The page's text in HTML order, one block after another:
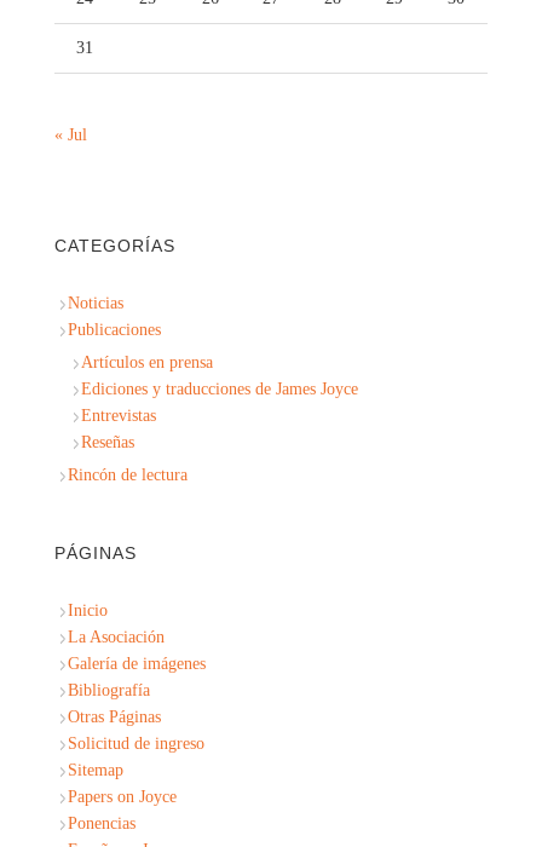
31
« Jul
CATEGORÍAS
Noticias
Publicaciones
Artículos en prensa
Ediciones y traducciones de James Joyce
Entrevistas
Reseñas
Rincón de lectura
PÁGINAS
Inicio
La Asociación
Galería de imágenes
Bibliografía
Otras Páginas
Solicitud de ingreso
Sitemap
Papers on Joyce
Ponencias